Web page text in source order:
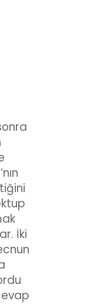
İki